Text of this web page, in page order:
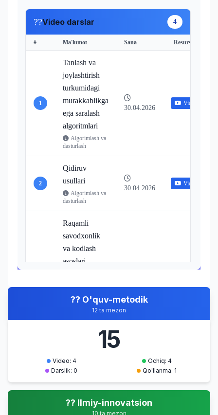
??Video darslar 4
# Ma'lumot Sana Resurslar
1
Tanlash va
joylashtirish
turkumidagi
murakkablikga
ega saralash
algoritmlari
Algorimlash va
dasturlash
30.04.2026
Video
2
Qidiruv
usullari
Algorimlash va
dasturlash
30.04.2026
Video
Raqamli
savodxonlik
va kodlash
asoslari
algoritmik
fikrlash
bo'yicha kirish
30.04.2026
Zamonaviy
tillari
30.04.2026
?? O'quv-metodik
12 ta mezon
15
Video: 4
Ochiq: 4
Darslik: 0
Qo'llanma: 1
?? Ilmiy-innovatsion
10 ta mezon